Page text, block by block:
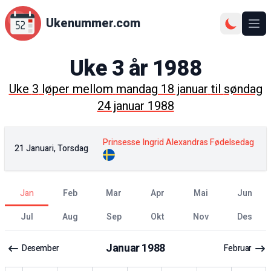
Ukenummer.com
Uke3år 1988
Uke3løper mellommandag 18 januartilsøndag
24 januar 1988
21 Januari, Torsdag Prinsesse Ingrid Alexandras Fødelsedag
jan feb mar apr mai
jun
jul
aug sep okt nov des
Desember Januar1988 Februar